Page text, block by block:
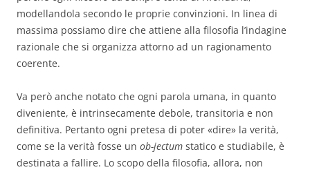
modellandola secondo le proprie convinzioni. In linea di
massima possiamo dire che attiene alla filosofia l’indagine
razionale che si organizza attorno ad un ragionamento
coerente.
Va però anche notato che ogni parola umana, in quanto
diveniente, è intrinsecamente debole, transitoria e non
definitiva. Pertanto ogni pretesa di poter «dire» la verità,
come se la verità fosse un ob-jectum statico e studiabile, è
destinata a fallire. Lo scopo della filosofia, allora, non